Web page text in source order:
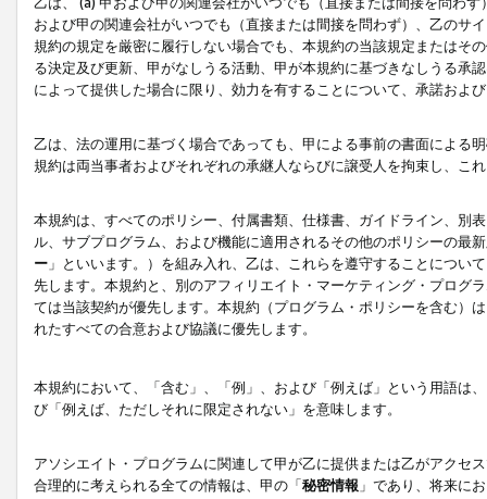
および甲の関連会社がいつでも（直接または間接を問わず）、乙のサ
規約の規定を厳密に履行しない場合でも、本規約の当該規定またはそ
る決定及び更新、甲がなしうる活動、甲が本規約に基づきなしうる承
によって提供した場合に限り、効力を有することについて、承諾およ
乙は、法の運用に基づく場合であっても、甲による事前の書面による
規約は両当事者およびそれぞれの承継人ならびに譲受人を拘束し、こ
本規約は、すべてのポリシー、付属書類、仕様書、ガイドライン、別
ル、サブプログラム、および機能に適用されるその他のポリシーの最
ー 」といいます。）を組み入れ、乙は、これらを遵守することにつ
先します。本規約と、別のアフィリエイト・マーケティング・プログ
ては当該契約が優先します。本規約（プログラム・ポリシーを含む）
れたすべての合意および協議に優先します。
本規約において、「含む」、「例」、および「例えば」という用語は
び「例えば、ただしそれに限定されない」を意味します。
アソシエイト・プログラムに関連して甲が乙に提供または乙がアクセ
合理的に考えられる全ての情報は、甲の「秘密情報 」であり、将来に